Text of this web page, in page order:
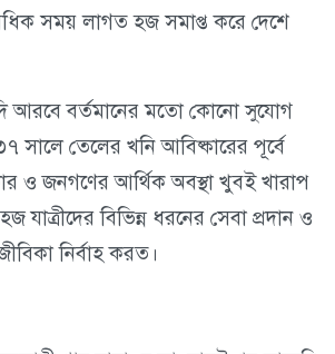
সময় লাগত হজ সমাপ্ত করে দেশে
আরবে বর্তমানের মতো কোনো সুযোগ
সালে তেলের খনি আবিষ্কারের পূর্বে
ও জনগণের আর্থিক অবস্থা খুবই খারাপ
যাত্রীদের বিভিন্ন ধরনের সেবা প্রদান ও
নির্বাহ করত।